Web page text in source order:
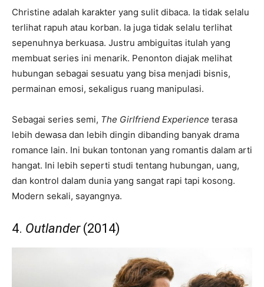
Christine adalah karakter yang sulit dibaca. Ia tidak selalu
terlihat rapuh atau korban. Ia juga tidak selalu terlihat
sepenuhnya berkuasa. Justru ambiguitas itulah yang
membuat series ini menarik. Penonton diajak melihat
hubungan sebagai sesuatu yang bisa menjadi bisnis,
permainan emosi, sekaligus ruang manipulasi.
Sebagai series semi, The Girlfriend Experience terasa
lebih dewasa dan lebih dingin dibanding banyak drama
romance lain. Ini bukan tontonan yang romantis dalam arti
hangat. Ini lebih seperti studi tentang hubungan, uang,
dan kontrol dalam dunia yang sangat rapi tapi kosong.
Modern sekali, sayangnya.
4. Outlander(2014)